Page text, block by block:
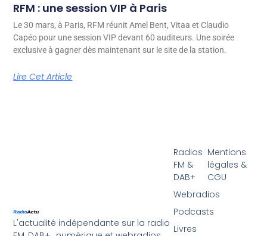
RFM : une session VIP à Paris
Le 30 mars, à Paris, RFM réunit Amel Bent, Vitaa et Claudio
Capéo pour une session VIP devant 60 auditeurs. Une soirée
exclusive à gagner dès maintenant sur le site de la station.
Lire Cet Article
L'actualité indépendante sur la radio
Radios
FM &
DAB+
Webradios
Podcasts
Livres
Mentions
légales &
CGU